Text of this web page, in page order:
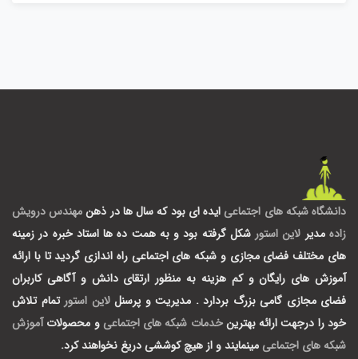
دانشگاه شبکه های اجتماعی ایده ای بود که سال ها در ذهنمهندس درویش
زاده مدیر لاین استور شکل گرفته بود و به همت ده ها استاد خبره در زمینه
های مختلف فضای مجازی و شبکه های اجتماعی راه اندازی گردید تا با ارائه
آموزش های رایگان و کم هزینه به منظور ارتقای دانش و آگاهی کاربران
فضای مجازی گامی بزرگ بردارد . مدیریت و پرسنللاین استور تمام تلاش
خود را درجهت ارائه بهترینخدمات شبکه های اجتماعی و محصولات آموزش
شبکه های اجتماعی مینمایند و از هیچ کوششی دریغ نخواهند کرد.